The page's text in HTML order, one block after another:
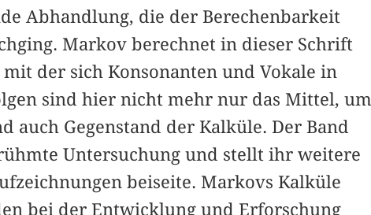
Abhandlung, die der Berechenbarkeit
Markov berechnet in dieser Schrift
der sich Konsonanten und Vokale in
sind hier nicht mehr nur das Mittel, um
auch Gegenstand der Kalküle. Der Band
Untersuchung und stellt ihr weitere
beiseite. Markovs Kalküle
bei der Entwicklung und Erforschung